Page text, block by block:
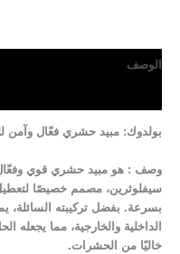
الوصف
بولدوك: مبيد حشري فعّال وآمن
وصف :
سيفلوثرين، مصمم خصيصًا
بسرعة. بفضل تركيبته
الداخلية والخارجية، مما يجعله
خاليًا من الحشرات.